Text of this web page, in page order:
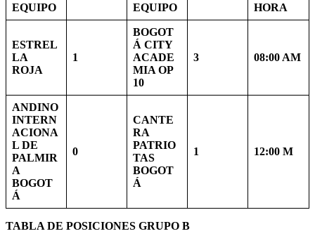
EQUIPO EQUIPO HORA
ESTREL
LA
ROJA
1
BOGOT
Á CITY
ACADE
MIA OP
10
3 08:00 AM
ANDINO
INTERN
ACIONA
L DE
PALMIR
A
BOGOT
Á
0
CANTE
RA
PATRIO
TAS
BOGOT
Á
1 12:00 M
TABLA DE POSICIONES GRUPO B